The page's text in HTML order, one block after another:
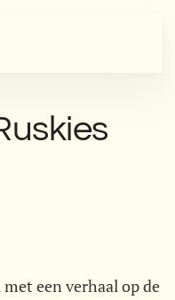
een verhaal op de